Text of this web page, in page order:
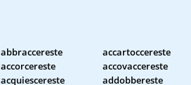
abbraccereste
accartoccereste
accorcereste
accovaccereste
acquiescereste
addobbereste